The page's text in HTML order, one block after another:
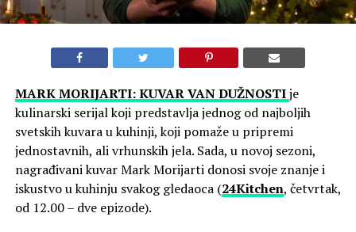
MARK MORIJARTI: KUVAR VAN DUŽNOSTIje
kulinarski serijal koji predstavlja jednog od najboljih
svetskih kuvara u kuhinji, koji pomaže u pripremi
jednostavnih, ali vrhunskih jela. Sada, u novoj sezoni,
nagrađivani kuvar Mark Morijarti donosi svoje znanje i
iskustvo u kuhinju svakog gledaoca (24Kitchen, četvrtak,
od 12.00 – dve epizode).